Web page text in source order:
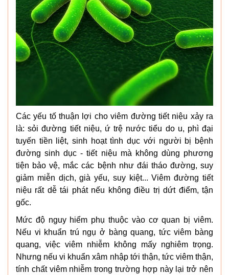
Các yếu tố thuận lợi cho viêm đường tiết niệu xảy ra
là: sỏi đường tiết niệu, ứ trệ nước tiểu do u, phì đại
tuyến tiền liệt, sinh hoạt tình dục với người bị bệnh
đường sinh dục - tiết niệu mà không dùng phương
tiện bảo vệ, mắc các bệnh như đái tháo đường, suy
giảm miễn dịch, già yếu, suy kiệt... Viêm đường tiết
niệu rất dễ tái phát nếu không điều trị dứt điểm, tận
gốc.
Mức độ nguy hiểm phụ thuộc vào cơ quan bị viêm.
Nếu vi khuẩn trú ngụ ở bàng quang, tức viêm bàng
quang, việc viêm nhiễm không mấy nghiêm trọng.
Nhưng nếu vi khuẩn xâm nhập tới thận, tức viêm thận,
tính chất viêm nhiễm trong trường hợp này lại trở nên